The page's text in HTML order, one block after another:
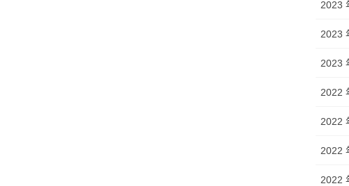
2023
2023
2023
2022
2022
2022
2022